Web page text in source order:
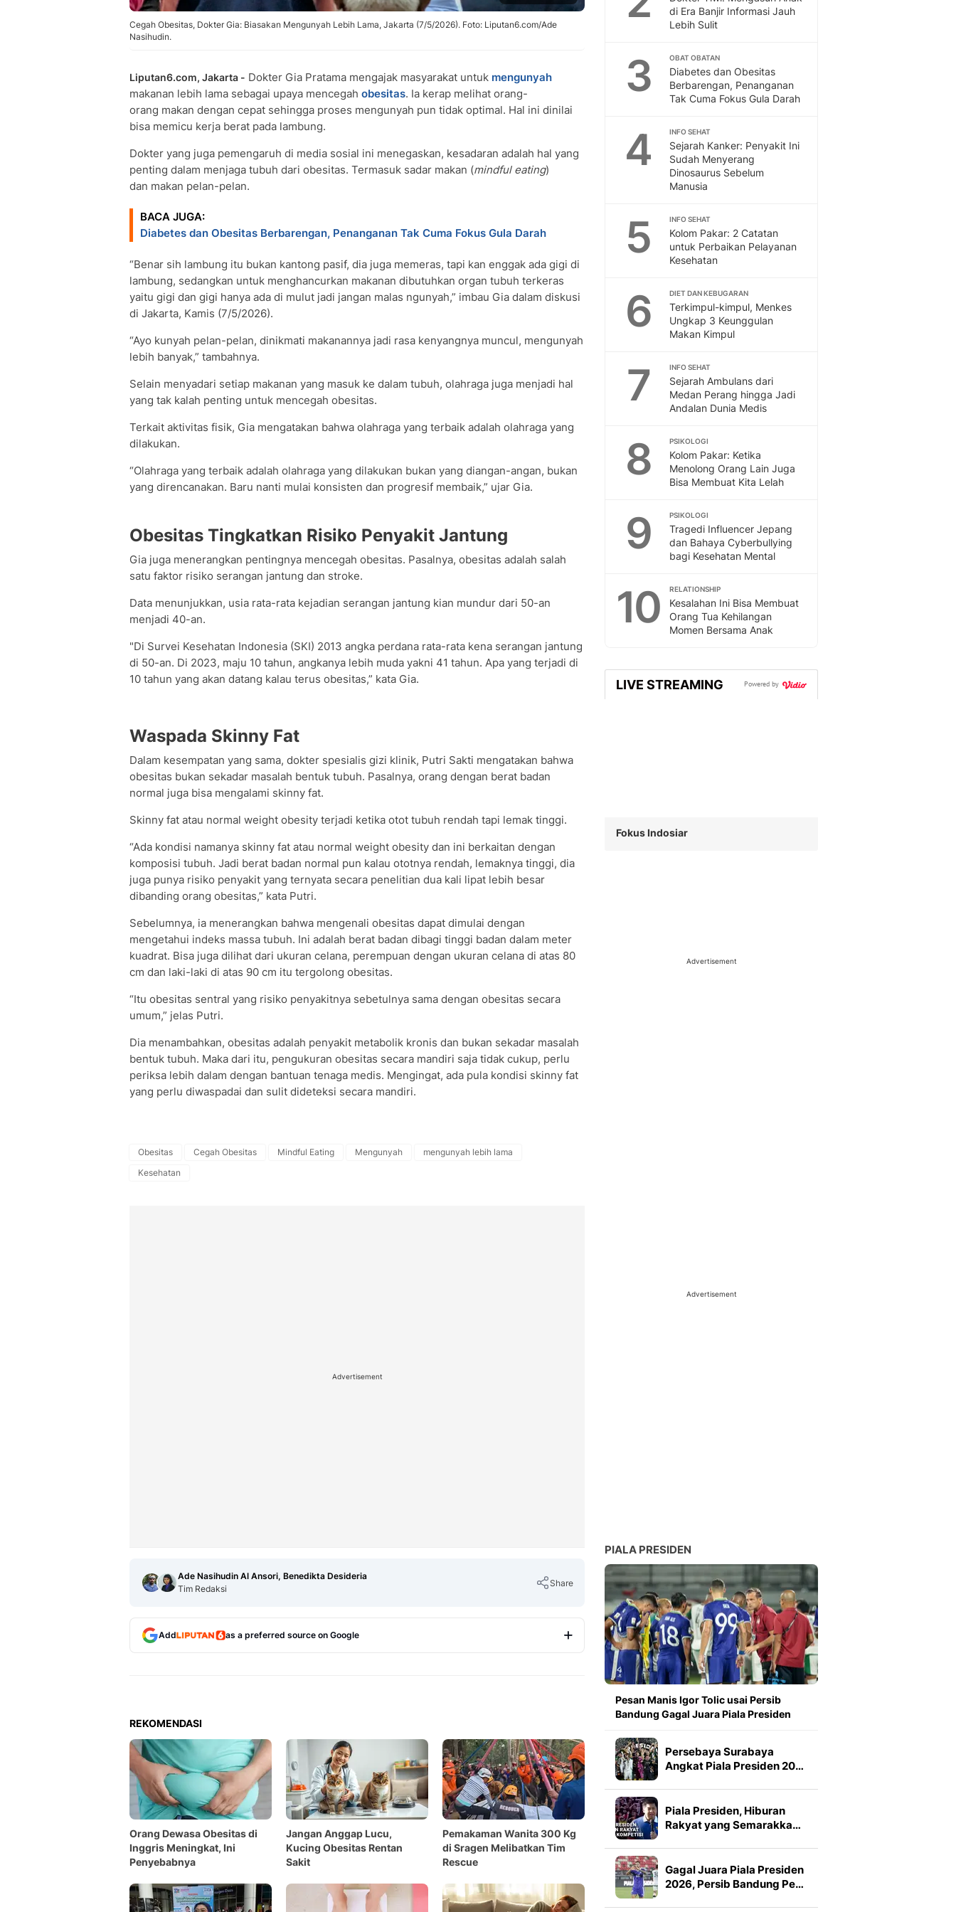
Cegah Obesitas, Dokter Gia: Biasakan Mengunyah Lebih Lama, Jakarta (7/5/2026). Foto: Liputan6.com/Ade
Nasihudin.
Liputan6.com, Jakarta - Dokter Gia Pratama mengajak masyarakat untuk mengunyah
makanan lebih lama sebagai upaya mencegah obesitas. Ia kerap melihat orang-
orang makan dengan cepat sehingga proses mengunyah pun tidak optimal. Hal ini dinilai
bisa memicu kerja berat pada lambung.
Dokter yang juga pemengaruh di media sosial ini menegaskan, kesadaran adalah hal yang
penting dalam menjaga tubuh dari obesitas. Termasuk sadar makan (mindful eating)
dan makan pelan-pelan.
BACA JUGA:
Diabetes dan Obesitas Berbarengan, Penanganan Tak Cuma Fokus Gula Darah
“Benar sih lambung itu bukan kantong pasif, dia juga memeras, tapi kan enggak ada gigi di
lambung, sedangkan untuk menghancurkan makanan dibutuhkan organ tubuh terkeras
yaitu gigi dan gigi hanya ada di mulut jadi jangan malas ngunyah,” imbau Gia dalam diskusi
di Jakarta, Kamis (7/5/2026).
“Ayo kunyah pelan-pelan, dinikmati makanannya jadi rasa kenyangnya muncul, mengunyah
lebih banyak,” tambahnya.
Selain menyadari setiap makanan yang masuk ke dalam tubuh, olahraga juga menjadi hal
yang tak kalah penting untuk mencegah obesitas.
Terkait aktivitas fisik, Gia mengatakan bahwa olahraga yang terbaik adalah olahraga yang
dilakukan.
“Olahraga yang terbaik adalah olahraga yang dilakukan bukan yang diangan-angan, bukan
yang direncanakan. Baru nanti mulai konsisten dan progresif membaik,” ujar Gia.
Obesitas Tingkatkan Risiko Penyakit Jantung
Gia juga menerangkan pentingnya mencegah obesitas. Pasalnya, obesitas adalah salah
satu faktor risiko serangan jantung dan stroke.
Data menunjukkan, usia rata-rata kejadian serangan jantung kian mundur dari 50-an
menjadi 40-an.
"Di Survei Kesehatan Indonesia (SKI) 2013 angka perdana rata-rata kena serangan jantung
di 50-an. Di 2023, maju 10 tahun, angkanya lebih muda yakni 41 tahun. Apa yang terjadi di
10 tahun yang akan datang kalau terus obesitas,” kata Gia.
Waspada Skinny Fat
Dalam kesempatan yang sama, dokter spesialis gizi klinik, Putri Sakti mengatakan bahwa
obesitas bukan sekadar masalah bentuk tubuh. Pasalnya, orang dengan berat badan
normal juga bisa mengalami skinny fat.
Skinny fat atau normal weight obesity terjadi ketika otot tubuh rendah tapi lemak tinggi.
“Ada kondisi namanya skinny fat atau normal weight obesity dan ini berkaitan dengan
komposisi tubuh. Jadi berat badan normal pun kalau ototnya rendah, lemaknya tinggi, dia
juga punya risiko penyakit yang ternyata secara penelitian dua kali lipat lebih besar
dibanding orang obesitas,” kata Putri.
Sebelumnya, ia menerangkan bahwa mengenali obesitas dapat dimulai dengan
mengetahui indeks massa tubuh. Ini adalah berat badan dibagi tinggi badan dalam meter
kuadrat. Bisa juga dilihat dari ukuran celana, perempuan dengan ukuran celana di atas 80
cm dan laki-laki di atas 90 cm itu tergolong obesitas.
“Itu obesitas sentral yang risiko penyakitnya sebetulnya sama dengan obesitas secara
umum,” jelas Putri.
Dia menambahkan, obesitas adalah penyakit metabolik kronis dan bukan sekadar masalah
bentuk tubuh. Maka dari itu, pengukuran obesitas secara mandiri saja tidak cukup, perlu
periksa lebih dalam dengan bantuan tenaga medis. Mengingat, ada pula kondisi skinny fat
yang perlu diwaspadai dan sulit dideteksi secara mandiri.
Obesitas Cegah Obesitas Mindful Eating Mengunyah
mengunyah lebih lama
Kesehatan
Advertisement
Ade Nasihudin Al Ansori, Benedikta Desideria
Tim Redaksi
Share
Add as a preferred source on Google
REKOMENDASI
Orang Dewasa Obesitas di
Inggris Meningkat, Ini
Penyebabnya
Jangan Anggap Lucu,
Kucing Obesitas Rentan
Sakit
Pemakaman Wanita 300 Kg
di Sragen Melibatkan Tim
Rescue
di Era Banjir Informasi Jauh
Lebih Sulit
3 OBAT OBATAN
Diabetes dan Obesitas
Berbarengan, Penanganan
Tak Cuma Fokus Gula Darah
4 INFO SEHAT
Sejarah Kanker: Penyakit Ini
Sudah Menyerang
Dinosaurus Sebelum
Manusia
5 INFO SEHAT
Kolom Pakar: 2 Catatan
untuk Perbaikan Pelayanan
Kesehatan
6 DIET DAN KEBUGARAN
Terkimpul-kimpul, Menkes
Ungkap 3 Keunggulan
Makan Kimpul
7 INFO SEHAT
Sejarah Ambulans dari
Medan Perang hingga Jadi
Andalan Dunia Medis
8 PSIKOLOGI
Kolom Pakar: Ketika
Menolong Orang Lain Juga
Bisa Membuat Kita Lelah
9 PSIKOLOGI
Tragedi Influencer Jepang
dan Bahaya Cyberbullying
bagi Kesehatan Mental
10 RELATIONSHIP
Kesalahan Ini Bisa Membuat
Orang Tua Kehilangan
Momen Bersama Anak
LIVE STREAMING Powered by
Fokus Indosiar
Advertisement
Advertisement
PIALA PRESIDEN
Pesan Manis Igor Tolic usai Persib
Bandung Gagal Juara Piala Presiden
Persebaya Surabaya
Angkat Piala Presiden 20…
Piala Presiden, Hiburan
Rakyat yang Semarakka…
Gagal Juara Piala Presiden
2026, Persib Bandung Pe…